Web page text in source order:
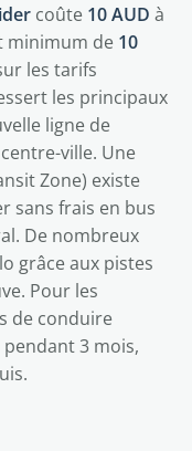
coûte 10 AUD à
minimum de 10
les tarifs
les principaux
ligne de
ville. Une
Zone) existe
sans frais en bus
De nombreux
grâce aux pistes
Pour les
de conduire
3 mois,